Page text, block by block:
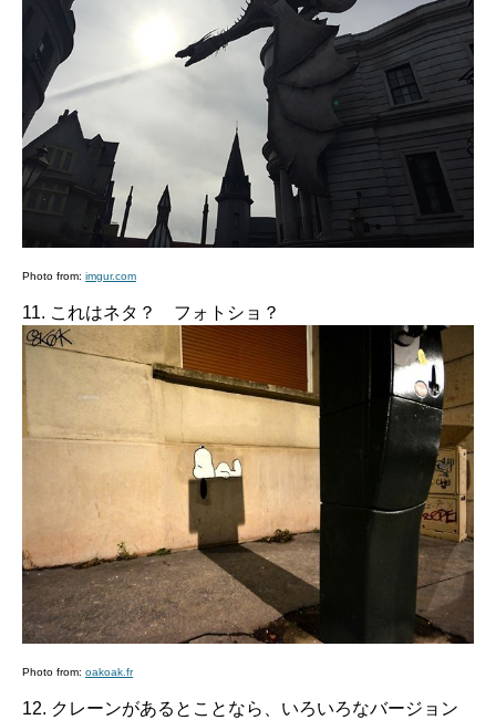
Photo from: imgur.com
11. これはネタ？ フォトショ？
Photo from: oakoak.fr
12. クレーンがあるとことなら、いろいろなバージョン